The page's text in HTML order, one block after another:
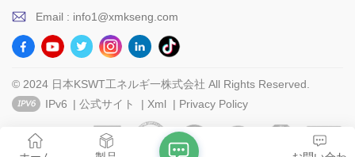
Email : info1@xmkseng.com
© 2024 日本KSWT工ネルギ一株式会社 All Rights Reserved.
IPv6 | 公式サイト | Xml | Privacy Policy